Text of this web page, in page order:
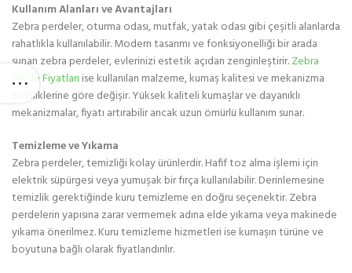
Kullanım Alanları ve Avantajları
Zebra perdeler, oturma odası, mutfak, yatak odası gibi çeşitli alanlarda
rahatlıkla kullanılabilir. Modern tasarımı ve fonksiyonelliği bir arada
sunan zebra perdeler, evlerinizi estetik açıdan zenginleştirir.Zebra
Perde Fiyatları ise kullanılan malzeme, kumaş kalitesi ve mekanizma
özelliklerine göre değişir. Yüksek kaliteli kumaşlar ve dayanıklı
mekanizmalar, fiyatı artırabilir ancak uzun ömürlü kullanım sunar.
Temizleme ve Yıkama
Zebra perdeler, temizliği kolay ürünlerdir. Hafif toz alma işlemi için
elektrik süpürgesi veya yumuşak bir fırça kullanılabilir. Derinlemesine
temizlik gerektiğinde kuru temizleme en doğru seçenektir. Zebra
perdelerin yapısına zarar vermemek adına elde yıkama veya makinede
yıkama önerilmez. Kuru temizleme hizmetleri ise kumaşın türüne ve
boyutuna bağlı olarak fiyatlandırılır.